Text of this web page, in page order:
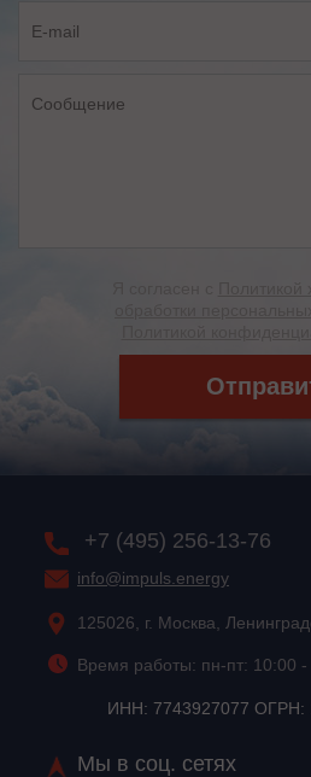
+7 (495) 256-13-76
info@impuls.energy
125026, г. Москва,
Время работы: пн-пт: 10:00 -
ИНН: 7743927077 ОГРН:
Мы в соц. сетях